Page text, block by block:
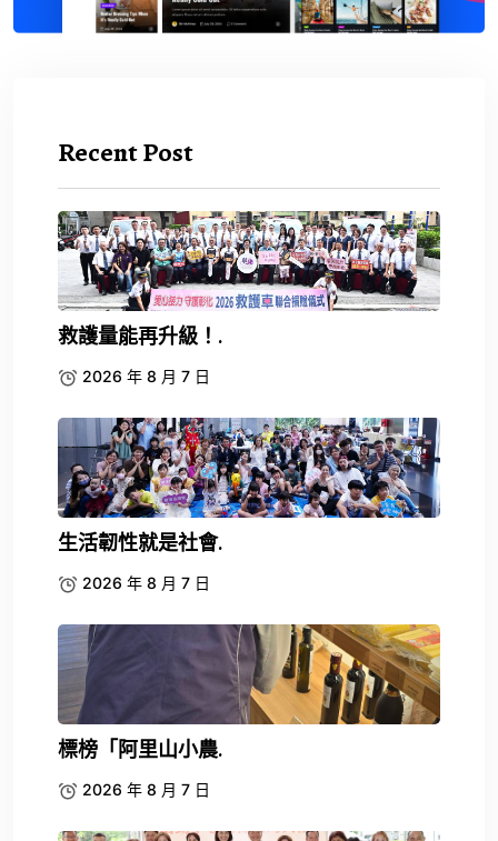
Recent Post
救護量能再升級！.
2026 年 8 月 7 日
生活韌性就是社會.
2026 年 8 月 7 日
標榜「阿里山小農.
2026 年 8 月 7 日